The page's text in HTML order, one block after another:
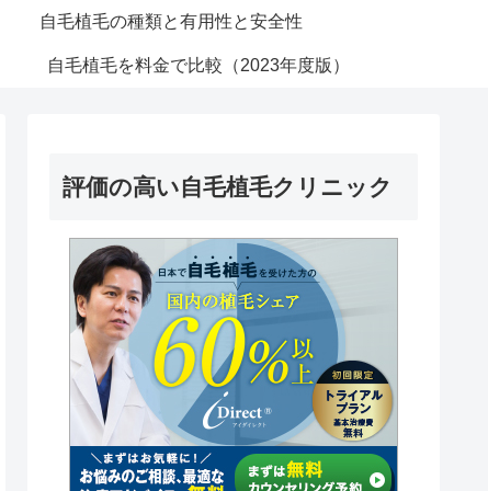
自毛植毛の種類と有用性と安全性
自毛植毛を料金で比較（2023年度版）
評価の高い自毛植毛クリニック